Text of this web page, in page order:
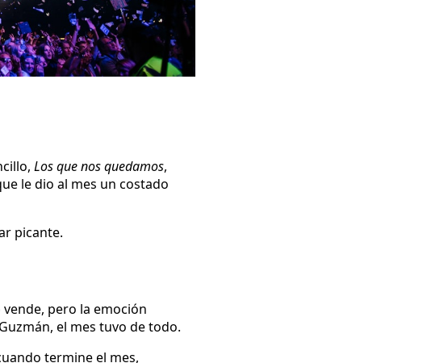
Los que nos quedamos,
le dio al mes un costado
picante.
pero la emoción
el mes tuvo de todo.
termine el mes,